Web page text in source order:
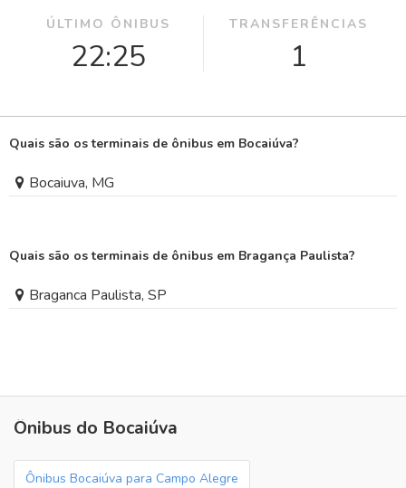
ÚLTIMO ÔNIBUS
22:25
TRANSFERÊNCIAS
1
Quais são os terminais de ônibus em Bocaiúva?
Bocaiuva, MG
Quais são os terminais de ônibus em Bragança Paulista?
Braganca Paulista, SP
Ônibus do Bocaiúva
Ônibus Bocaiúva para Campo Alegre